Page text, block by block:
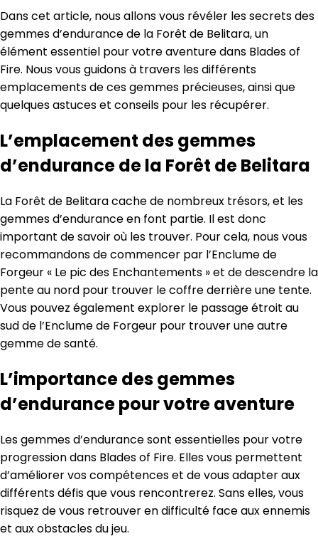
Dans cet article, nous allons vous révéler les secrets des
gemmes d’endurance de la Forêt de Belitara, un
élément essentiel pour votre aventure dans Blades of
Fire. Nous vous guidons à travers les différents
emplacements de ces gemmes précieuses, ainsi que
quelques astuces et conseils pour les récupérer.
L’emplacement des gemmes
d’endurance de la Forêt de Belitara
La Forêt de Belitara cache de nombreux trésors, et les
gemmes d’endurance en font partie. Il est donc
important de savoir où les trouver. Pour cela, nous vous
recommandons de commencer par l’Enclume de
Forgeur « Le pic des Enchantements » et de descendre la
pente au nord pour trouver le coffre derrière une tente.
Vous pouvez également explorer le passage étroit au
sud de l’Enclume de Forgeur pour trouver une autre
gemme de santé.
L’importance des gemmes
d’endurance pour votre aventure
Les gemmes d’endurance sont essentielles pour votre
progression dans Blades of Fire. Elles vous permettent
d’améliorer vos compétences et de vous adapter aux
différents défis que vous rencontrerez. Sans elles, vous
risquez de vous retrouver en difficulté face aux ennemis
et aux obstacles du jeu.